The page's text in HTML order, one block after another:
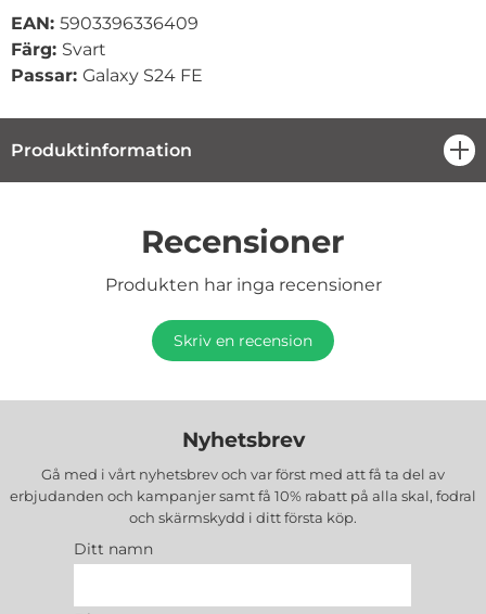
EAN: 5903396336409
Färg: Svart
Passar: Galaxy S24 FE
Produktinformation
Recensioner
Produkten har inga recensioner
Skriv en recension
Nyhetsbrev
Gå med i vårt nyhetsbrev och var först med att få ta del av
erbjudanden och kampanjer samt få 10% rabatt på alla skal, fodral
och skärmskydd i ditt första köp.
Ditt namn